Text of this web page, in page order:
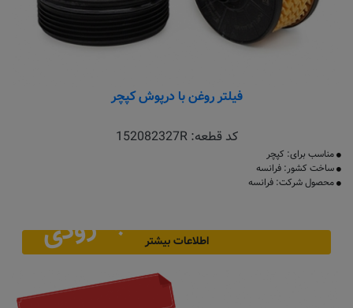
فیلتر روغن با درپوش کپچر
کد قطعه:152082327R
مناسب برای: کپچر
ساخت کشور: فرانسه
محصول شرکت: فرانسه
اطلاعات بیشتر به زودی